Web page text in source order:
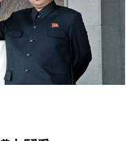
简体字
Français
Español